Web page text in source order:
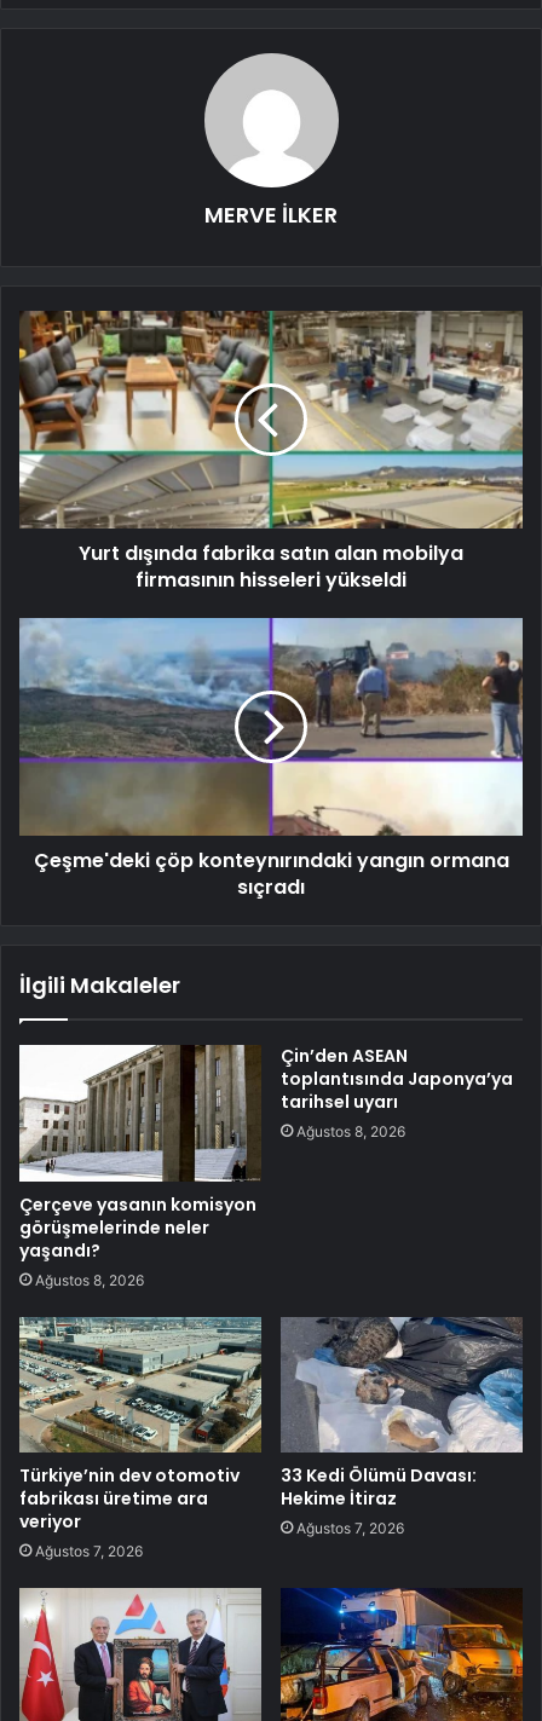
MERVE İLKER
Yurt dışında fabrika satın alan mobilya
firmasının hisseleri yükseldi
Çeşme'deki çöp konteynırındaki yangın ormana
sıçradı
İlgili Makaleler
Çerçeve yasanın komisyon
görüşmelerinde neler
yaşandı?
Ağustos 8, 2026
Çin’den ASEAN
toplantısında Japonya’ya
tarihsel uyarı
Ağustos 8, 2026
Türkiye’nin dev otomotiv
fabrikası üretime ara
veriyor
Ağustos 7, 2026
33 Kedi Ölümü Davası:
Hekime İtiraz
Ağustos 7, 2026